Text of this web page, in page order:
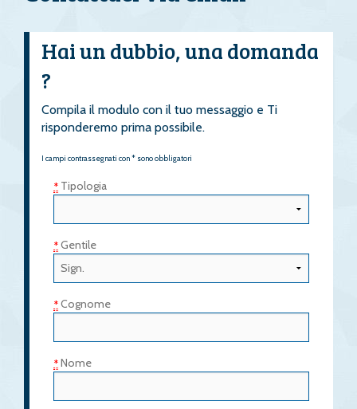
Hai un dubbio, una domanda
?
Compila il modulo con il tuo messaggio e Ti
risponderemo prima possibile.
I campi contrassegnati con * sono obbligatori
* Tipologia
* Gentile
* Cognome
* Nome